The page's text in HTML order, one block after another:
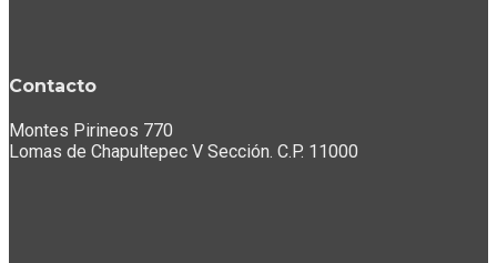
Contacto
Montes Pirineos 770
Lomas de Chapultepec V Sección. C.P. 11000